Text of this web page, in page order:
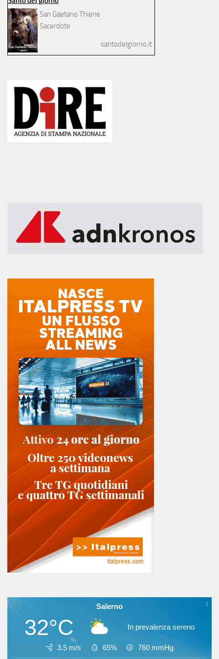
San Gaetano Thiene
Sacerdote
santodelgiorno.it
Salerno
32°C In prevalenza sereno
3.5 m/s 65% 760 mmHg